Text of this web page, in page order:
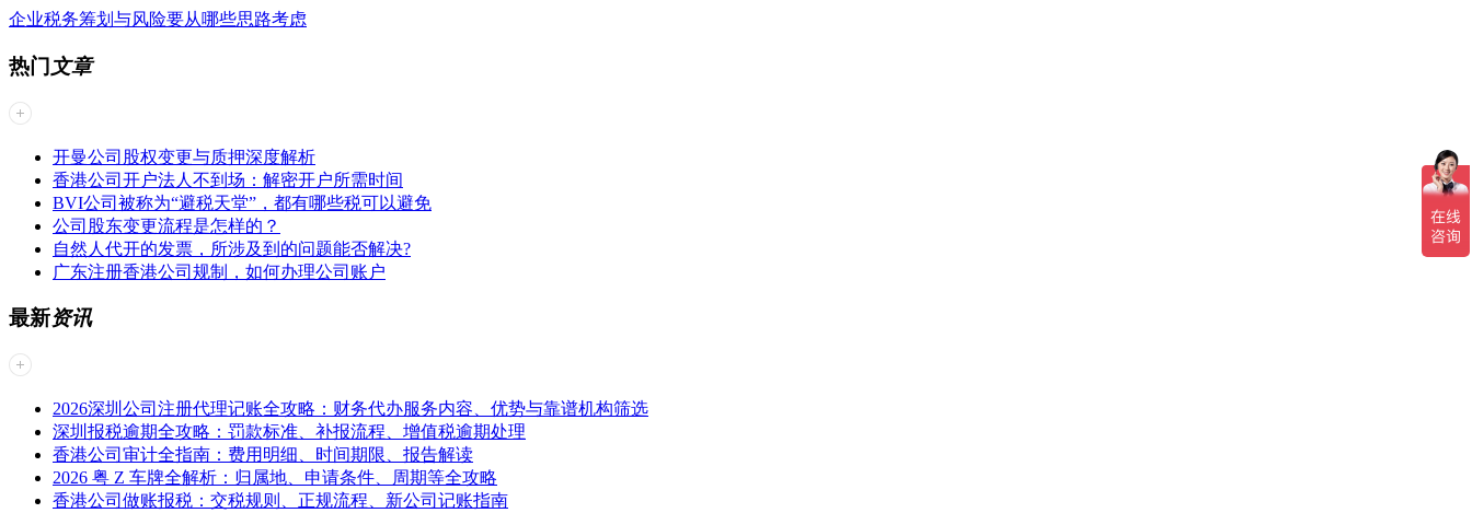
企业税务筹划与风险要从哪些思路考虑
热门 文章
开曼公司股权变更与质押深度解析
香港公司开户法人不到场：解密开户所需时间
BVI公司被称为“避税天堂”，都有哪些税可以避免
公司股东变更流程是怎样的？
自然人代开的发票，所涉及到的问题能否解决?
广东注册香港公司规制，如何办理公司账户
最新资讯
2026深圳公司注册代理记账全攻略：财务代办服务内容、优势与靠谱机构筛选
深圳报税逾期全攻略：罚款标准、补报流程、增值税逾期处理
香港公司审计全指南：费用明细、时间期限、报告解读
2026 粤 Z 车牌全解析：归属地、申请条件、周期等全攻略
香港公司做账报税：交税规则、正规流程、新公司记账指南